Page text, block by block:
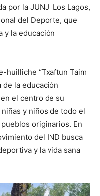
por la JUNJI Los Lagos,
del Deporte, que
y la educación
huilliche “Txaftun Taim
de la educación
el centro de su
y niños de todo el
originarios. En
del IND busca
y la vida sana